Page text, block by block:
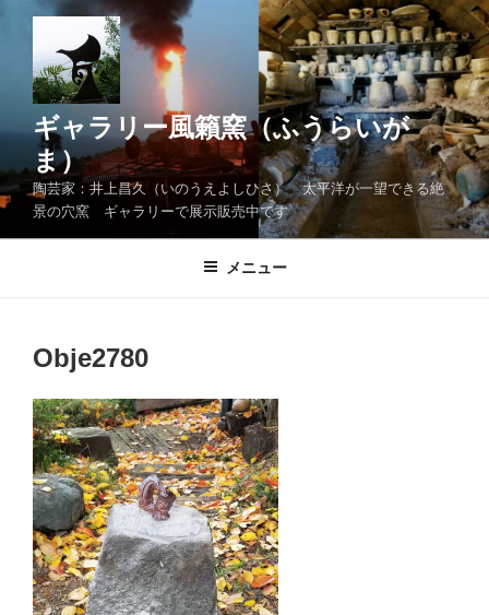
ス
キ
ギャラリー風籟窯（ふうらいが
ま）
陶芸家：井上昌久（いのうえよしひさ） 太平洋が一望できる絶
景の穴窯 ギャラリーで展示販売中です
メニュー
Obje2780